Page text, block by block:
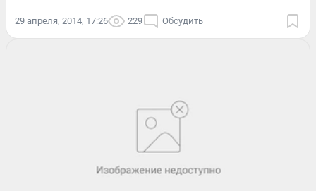
29 апреля, 2014, 17:26 229 Обсудить